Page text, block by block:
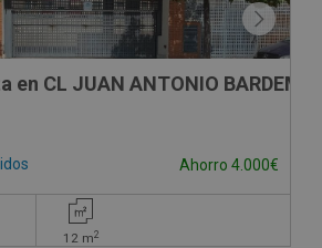
en CL JUAN ANTONIO BARDEM, -
Ahorro 4.000€
12 m2